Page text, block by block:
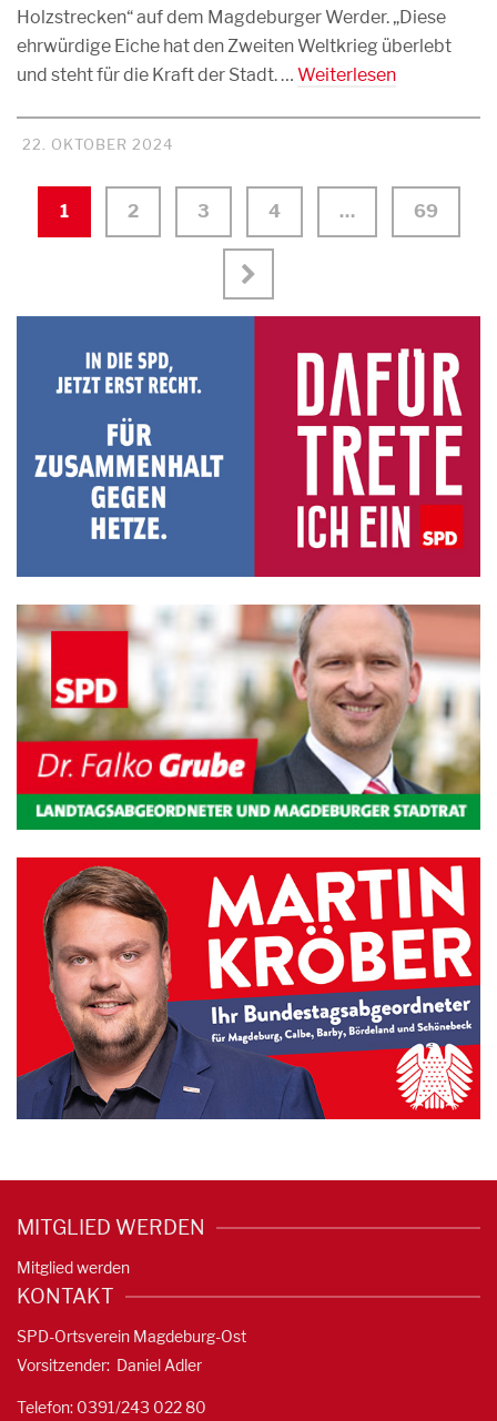
Holzstrecken“ auf dem Magdeburger Werder. „Diese
ehrwürdige Eiche hat den Zweiten Weltkrieg überlebt
und steht für die Kraft der Stadt. … Weiterlesen
22. OKTOBER 2024
1 2 3 4 … 69
MITGLIED WERDEN
Mitglied werden
KONTAKT
SPD-Ortsverein Magdeburg-Ost
Vorsitzender: Daniel Adler
Telefon: 0391/243 022 80